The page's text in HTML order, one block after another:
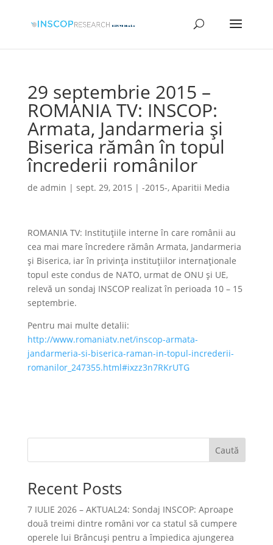
29 septembrie 2015 –
ROMANIA TV: INSCOP:
Armata, Jandarmeria şi
Biserica rămân în topul
încrederii românilor
de admin | sept. 29, 2015 | -2015-, Aparitii Media
ROMANIA TV: Instituțiile interne în care românii au
cea mai mare încredere rămân Armata, Jandarmeria
și Biserica, iar în privința instituțiilor internaționale
topul este condus de NATO, urmat de ONU și UE,
relevă un sondaj INSCOP realizat în perioada 10 – 15
septembrie.
Pentru mai multe detalii:
http://www.romaniatv.net/inscop-armata-
jandarmeria-si-biserica-raman-in-topul-increderii-
romanilor_247355.html#ixzz3n7RKrUTG
Caută
Recent Posts
7 IULIE 2026 – AKTUAL24: Sondaj INSCOP: Aproape
două treimi dintre români vor ca statul să cumpere
operele lui Brâncuşi pentru a împiedica ajungerea